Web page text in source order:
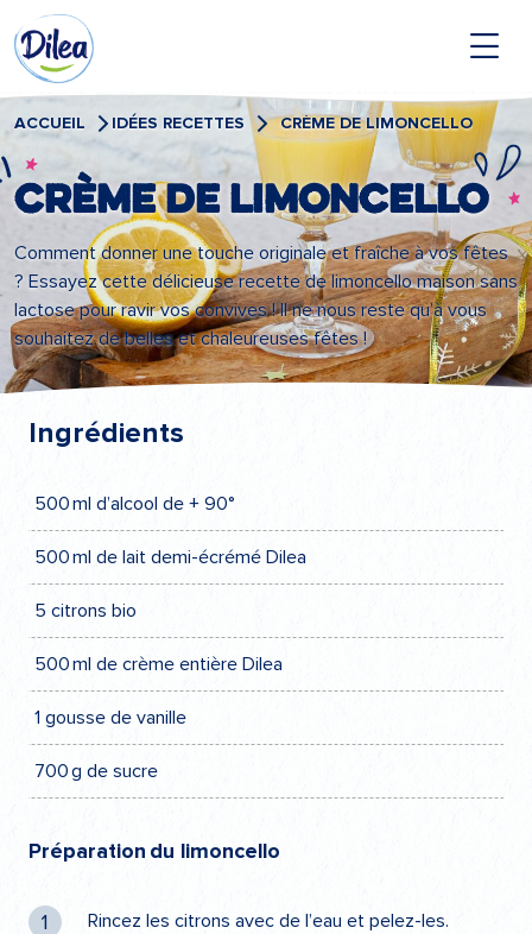
Passer
au
contenu
Dilea
Zero
Lactose
ACCUEIL IDÉES RECETTES CRÈME DE LIMONCELLO
Crème de limoncello
Comment donner une touche originale et fraîche à vos fêtes
? Essayez cette délicieuse recette de limoncello maison sans
lactose pour ravir vos convives ! Il ne nous reste qu’à vous
souhaitez de belles et chaleureuses fêtes !
Ingrédients
500 ml d’alcool de + 90°
500 ml de lait demi-écrémé Dilea
5 citrons bio
500 ml de crème entière Dilea
1 gousse de vanille
700 g de sucre
Préparation du limoncello
Rincez les citrons avec de l’eau et pelez-les.